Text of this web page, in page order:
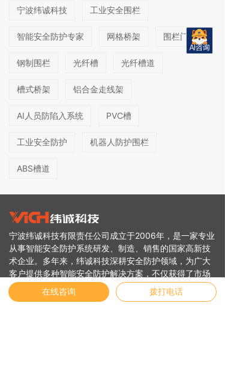
宁波纬诚科技 工业安全围栏
智能安全防护专家 网格桥架 围栏门
钢制围栏 光纤槽 光纤槽道
槽式桥架 铝合金走线架
AI人员防陷入系统 PVC槽
工业安全防护 机器人防护围栏
ABS槽道
宁波纬诚科技有限责任公司成立于2006年，是一家专业
从事智能安全防护系统研发、制造、销售的国家高新技
术企业。多年来，纬诚科技深耕安全防护领域，为广大
客户提供多种智能安全防护解决方案，不仅获得了市场
的认可与支持，更是逐步成为了行业的领军企业。
在线咨询 拨打电话